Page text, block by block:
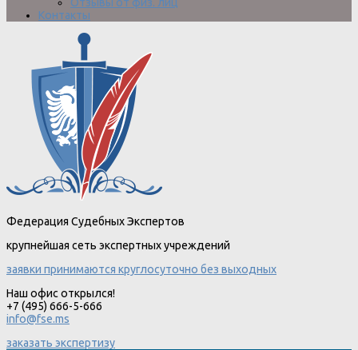
Отзывы от физ. лиц
Контакты
Федерация Судебных Экспертов
крупнейшая сеть экспертных учреждений
заявки принимаются круглосуточно без выходных
Наш офис открылся!
+7 (495) 666-5-666
info@fse.ms
заказать экспертизу